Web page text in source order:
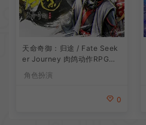
天命奇御：归途 / Fate Seek
er Journey 肉鸽动作RPG游
角色扮演
0